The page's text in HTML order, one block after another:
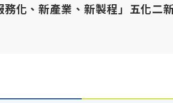
化、新產業、新製程」五化二